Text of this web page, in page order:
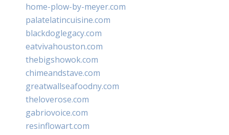
home-plow-by-meyer.com
palatelatincuisine.com
blackdoglegacy.com
eatvivahouston.com
thebigshowok.com
chimeandstave.com
greatwallseafoodny.com
theloverose.com
gabriovoice.com
resinflowart.com